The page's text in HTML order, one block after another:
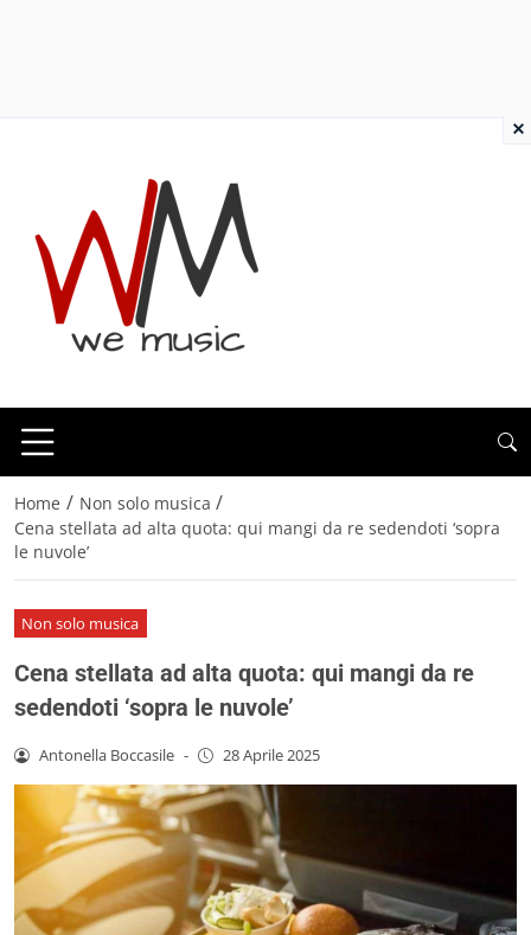
Home / Non solo musica /
Cena stellata ad alta quota: qui mangi da re sedendoti ‘sopra
le nuvole’
Non solo musica
Cena stellata ad alta quota: qui mangi da re
sedendoti ‘sopra le nuvole’
Antonella Boccasile - 28 Aprile 2025
×